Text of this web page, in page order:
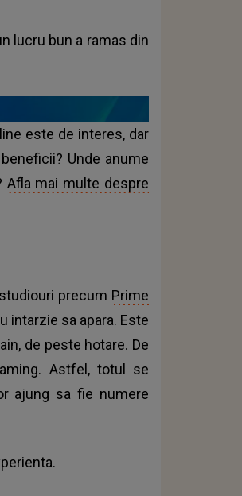
lucru bun a ramas din
este de interes, dar
Unde anume
Afla mai multe despre
precum Prime
intarzie sa apara. Este
de peste hotare. De
Astfel, totul se
ajung sa fie numere